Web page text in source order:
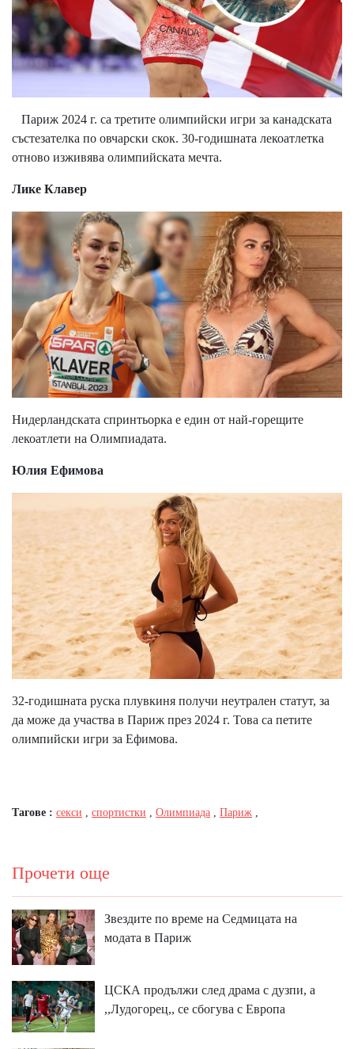
Париж 2024 г. са третите олимпийски игри за канадската
състезателка по овчарски скок. 30-годишната лекоатлетка
отново изживява олимпийската мечта.
Лике Клавер
Нидерландската спринтьорка е един от най-горещите
лекоатлети на Олимпиадата.
Юлия Ефимова
32-годишната руска плувкиня получи неутрален статут, за
да може да участва в Париж през 2024 г. Това са петите
олимпийски игри за Ефимова.
Тагове : секси спортистки Олимпиада Париж
Прочети още
Звездите по време на Седмицата на
модата в Париж
ЦСКА продължи след драма с дузпи, а
,,Лудогорец,, се сбогува с Европа